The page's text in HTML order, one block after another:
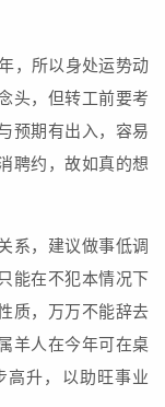
，所以身处运势动
头，但转工前要考
预期有出入，容易
聘约，故如真的想
系，建议做事低调
能在不犯本情况下
质，万万不能辞去
羊人在今年可在桌
高升，以助旺事业